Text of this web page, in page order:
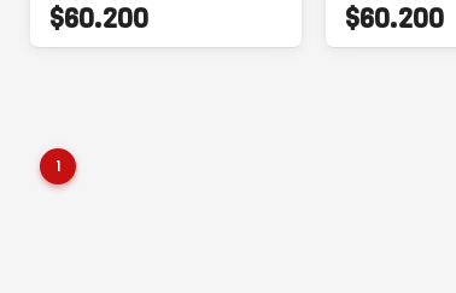
$60.200 $60.200
1